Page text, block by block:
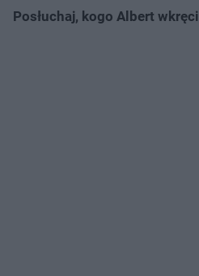
Posłuchaj, kogo Albert